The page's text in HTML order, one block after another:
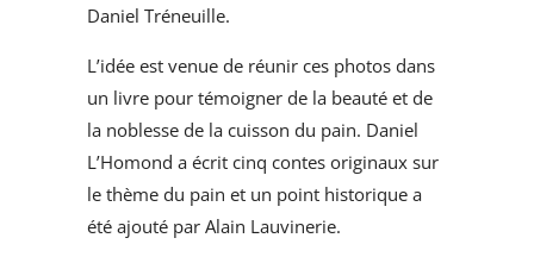
Daniel Tréneuille.
L’idée est venue de réunir ces photos dans
un livre pour témoigner de la beauté et de
la noblesse de la cuisson du pain. Daniel
L’Homond a écrit cinq contes originaux sur
le thème du pain et un point historique a
été ajouté par Alain Lauvinerie.